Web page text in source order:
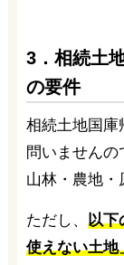
3．相続土
の要件
相続土地国庫
問いませんの
山林・農地・
ただし、 以下
使えない土地